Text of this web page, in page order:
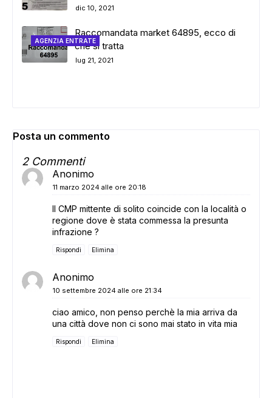
dic 10, 2021
AGENZIA ENTRATE
Raccomandata market 64895, ecco di
che si tratta
lug 21, 2021
Posta un commento
2 Commenti
Anonimo
11 marzo 2024 alle ore 20:18
Il CMP mittente di solito coincide con la località o
regione dove è stata commessa la presunta
infrazione ?
Rispondi Elimina
Anonimo
10 settembre 2024 alle ore 21:34
ciao amico, non penso perchè la mia arriva da
una città dove non ci sono mai stato in vita mia
Rispondi Elimina